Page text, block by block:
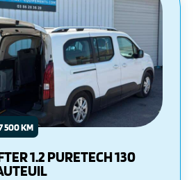
500 KM
1.2 PURETECH 130